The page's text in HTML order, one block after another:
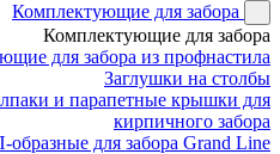
Комплектующие для забора
Комплектующие для забора
для забора из профнастила
Заглушки на столбы
и парапетные крышки для
кирпичного забора
для забора Grand Line